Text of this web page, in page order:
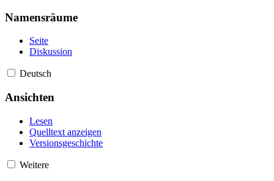
Namensräume
Seite
Diskussion
Deutsch
Ansichten
Lesen
Quelltext anzeigen
Versionsgeschichte
Weitere